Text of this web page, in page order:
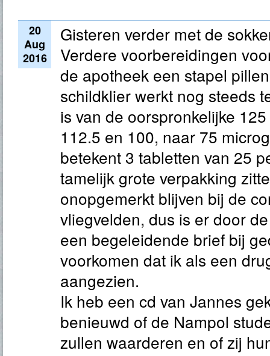
20
Aug
2016
Gisteren verder met de
Verdere voorbereidingen
de apotheek een stapel
schildklier werkt nog steeds
is van de oorspronkelijke
112.5 en 100, naar 75
betekent 3 tabletten van 25
tamelijk grote verpakking
onopgemerkt blijven bij de
vliegvelden, dus is er door
een begeleidende brief bij
voorkomen dat ik als een
aangezien.
Ik heb een cd van Jannes
benieuwd of de Nampol
zullen waarderen en of zij